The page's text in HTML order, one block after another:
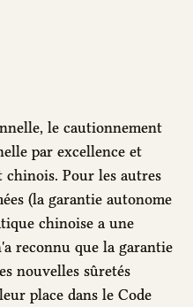
le cautionnement
par excellence et
Pour les autres
(la garantie autonome
chinoise a une
reconnu que la garantie
nouvelles sûretés
place dans le Code